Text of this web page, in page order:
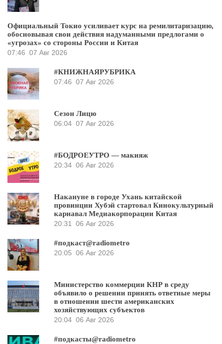
Официальный Токио усиливает курс на ремилитаризацию,
обосновывая свои действия надуманными предлогами о
«угрозах» со стороны России и Китая
07:46 07 Авг 2026
#КНИЖНАЯРУБРИКА
07:46 07 Авг 2026
Сезон Лицю
06:04 07 Авг 2026
#БОДРОЕУТРО — макияж
20:34 06 Авг 2026
Накануне в городе Ухань китайской
провинции Хубэй стартовал Кинокультурный
карнавал Медиакорпорации Китая
20:31
06 Авг 2026
#подкаст@radiometro
20:05 06 Авг 2026
Министерство коммерции КНР в среду
объявило о решении принять ответные меры
в отношении шести американских
хозяйствующих субъектов
20:04 06 Авг 2026
#подкасты@radiometro